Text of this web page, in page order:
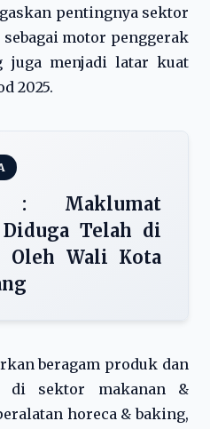
pentingnya sektor
motor penggerak
juga menjadi latar kuat
2025.
: Maklumat
Telah di
Oleh Wali Kota
beragam produk dan
di sektor makanan &
horeca & baking,